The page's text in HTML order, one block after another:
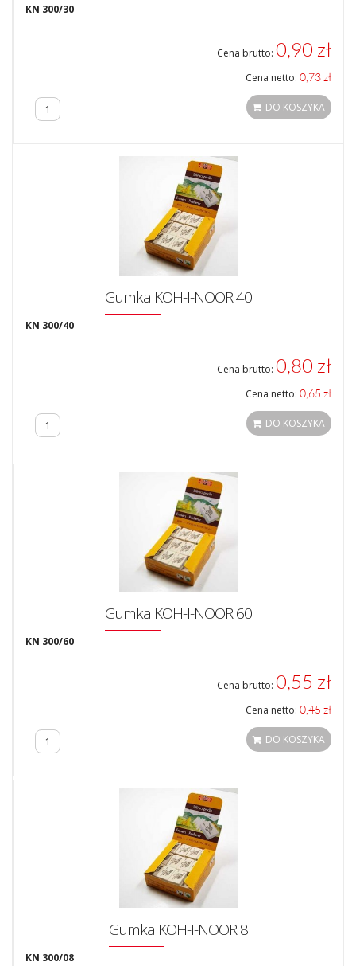
KN 300/30
Cena brutto: 0,90 zł
Cena netto: 0,73 zł
DO KOSZYKA
Gumka KOH-I-NOOR 40
KN 300/40
Cena brutto: 0,80 zł
Cena netto: 0,65 zł
DO KOSZYKA
Gumka KOH-I-NOOR 60
KN 300/60
Cena brutto: 0,55 zł
Cena netto: 0,45 zł
DO KOSZYKA
Gumka KOH-I-NOOR 8
KN 300/08